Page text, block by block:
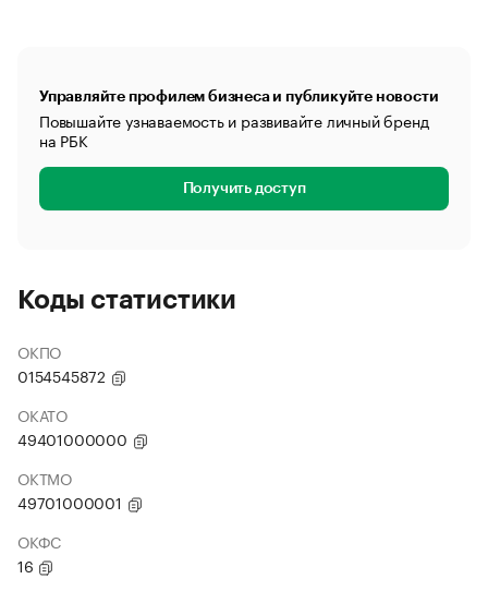
Управляйте профилем бизнеса и публикуйте новости
Повышайте узнаваемость и развивайте личный бренд
на РБК
Получить доступ
Коды статистики
ОКПО
0154545872
ОКАТО
49401000000
ОКТМО
49701000001
ОКФС
16